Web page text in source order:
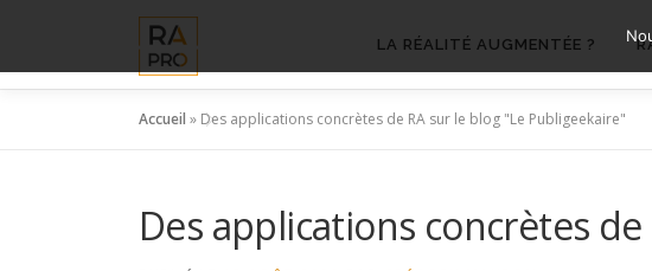
contenu
LA RÉALITÉ AUGMENTÉE ?
Accueil » Des applications concrètes de RA sur le blog "Le Publigeekaire"
Des applications concrètes